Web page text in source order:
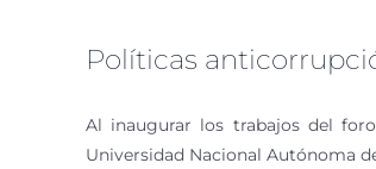
Políticas
Al inaugurar los trabajos del
Universidad Nacional Autónoma